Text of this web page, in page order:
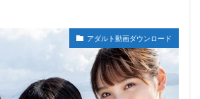
アダルト動画ダウンロード